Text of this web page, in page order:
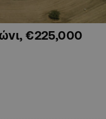
€225,000